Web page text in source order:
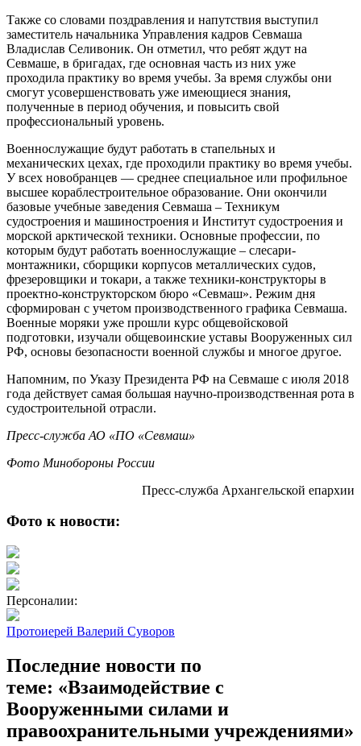
Также со словами поздравления и напутствия выступил
заместитель начальника Управления кадров Севмаша
Владислав Селивоник. Он отметил, что ребят ждут на
Севмаше, в бригадах, где основная часть из них уже
проходила практику во время учебы. За время службы они
смогут усовершенствовать уже имеющиеся знания,
полученные в период обучения, и повысить свой
профессиональный уровень.
Военнослужащие будут работать в стапельных и
механических цехах, где проходили практику во время учебы.
У всех новобранцев — среднее специальное или профильное
высшее кораблестроительное образование. Они окончили
базовые учебные заведения Севмаша – Техникум
судостроения и машиностроения и Институт судостроения и
морской арктической техники. Основные профессии, по
которым будут работать военнослужащие – слесари-
монтажники, сборщики корпусов металлических судов,
фрезеровщики и токари, а также техники-конструкторы в
проектно-конструкторском бюро «Севмаш». Режим дня
сформирован с учетом производственного графика Севмаша.
Военные моряки уже прошли курс общевойсковой
подготовки, изучали общевоинские уставы Вооруженных сил
РФ, основы безопасности военной службы и многое другое.
Напомним, по Указу Президента РФ на Севмаше с июля 2018
года действует самая большая научно-производственная рота в
судостроительной отрасли.
Пресс-служба АО «ПО «Севмаш»
Фото Минобороны России
Пресс-служба Архангельской епархии
Фото к новости:
Персоналии:
Протоиерей Валерий Суворов
Последние новости по
теме: «Взаимодействие с
Вооруженными силами и
правоохранительными учреждениями»